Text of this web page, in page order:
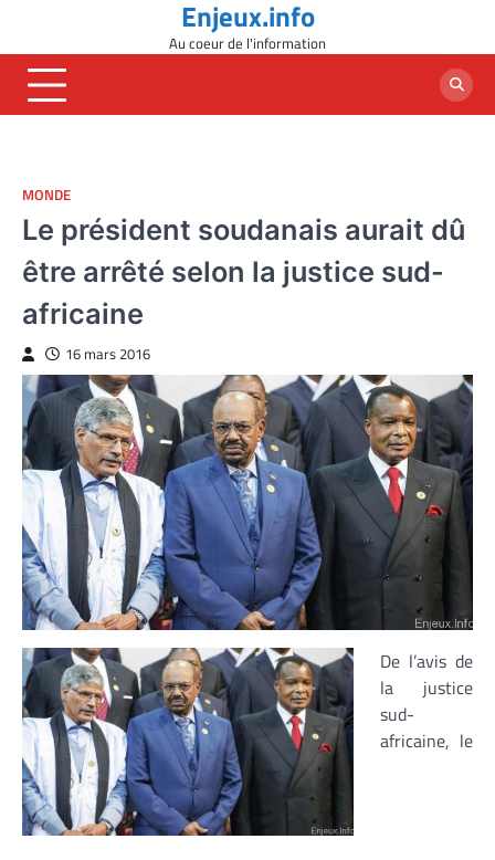
content
Enjeux.info
Au coeur de l'information
MONDE
Le président soudanais aurait dû
être arrêté selon la justice sud-
africaine
16 mars 2016
De l’avis de
la justice
sud-
africaine, le